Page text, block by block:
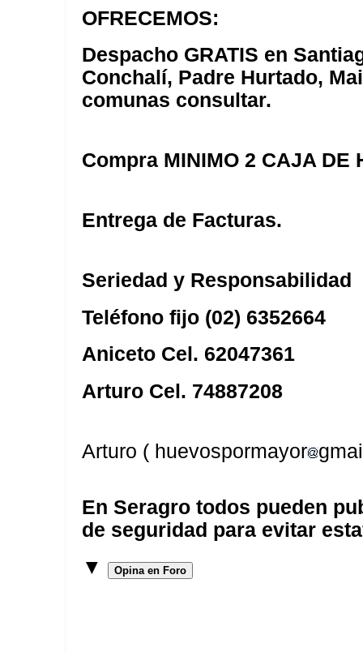
OFRECEMOS:
Despacho GRATIS en
Conchalí, Padre Hurtado,
comunas consultar.
Compra MINIMO 2 CAJA DE
Entrega de Facturas.
Seriedad y Responsabilidad
Teléfono fijo (02) 6352664
Aniceto Cel. 62047361
Arturo Cel. 74887208
Arturo ( huevospormayor
En Seragro todos pueden
de seguridad para evitar
▼
Opina en Foro